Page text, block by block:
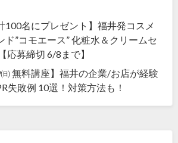
100名にプレゼント】福井発コスメ
ド”コモエース” 化粧水＆クリームセ
応募締切 6/8まで】
㈰ 無料講座】福井の企業/お店が経験
失敗例 10選！対策方法も！